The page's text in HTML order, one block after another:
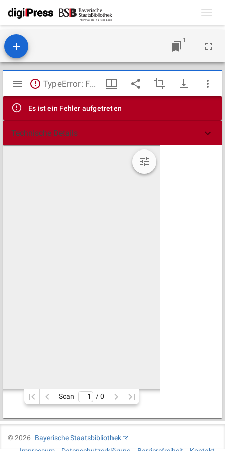
1
Mirador
Viewer
TypeError: Failed to fetch
Es ist ein Fehler aufgetreten
Technische Details
Scan / 0
©2026
Bayerische Staatsbibliothek